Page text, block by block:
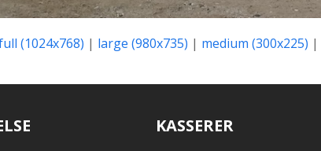
(1024x768) | large (980x735) | medium (300x225) |
KASSERER